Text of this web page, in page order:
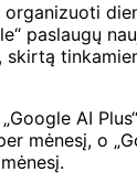
organizuoti
paslaugų
skirtą
„Google AI
mėnesį, o